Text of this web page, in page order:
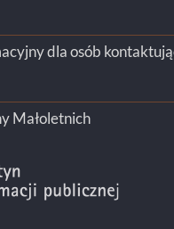
dla osób
Małoletnich